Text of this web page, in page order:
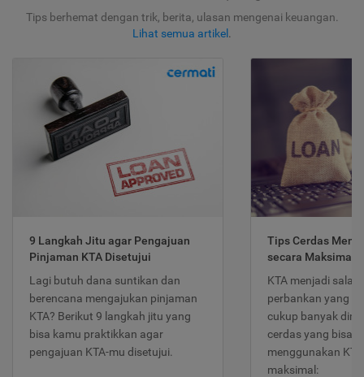
Tips berhemat dengan trik, berita, ulasan mengenai keuangan.
Lihat semua artikel .
9 Langkah Jitu agar Pengajuan
Pinjaman KTA Disetujui
Lagi butuh dana suntikan dan
berencana mengajukan pinjaman
KTA? Berikut 9 langkah jitu yang
bisa kamu praktikkan agar
pengajuan KTA-mu disetujui.
Tips Cerdas
secara Maksimal
KTA menjadi
perbankan yang
cukup banyak
cerdas yang bisa
menggunakan
maksimal: